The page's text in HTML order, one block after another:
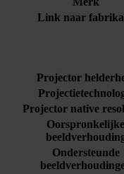
Link naar
Projector
Projector native
Oorspronkelijke
Ondersteunde